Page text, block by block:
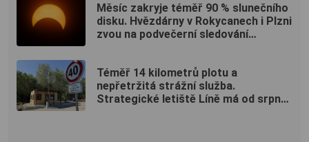
Měsíc zakryje téměř 90 % slunečního
disku. Hvězdárny v Rokycanech i Plzni
zvou na podvečerní sledování
Téměř 14 kilometrů plotu a
nepřetržitá strážní služba.
Strategické letiště Líně má od srpna